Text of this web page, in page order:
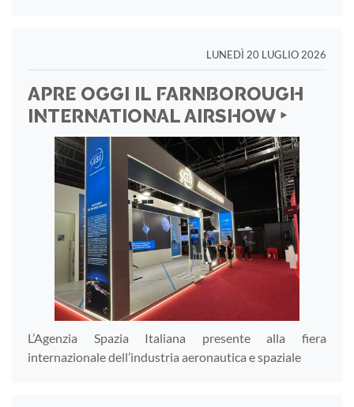
LUNEDÌ 20 LUGLIO 2026
APRE OGGI IL FARNBOROUGH
INTERNATIONAL AIRSHOW ‣
L’Agenzia Spazia Italiana presente alla fiera
internazionale dell’industria aeronautica e spaziale